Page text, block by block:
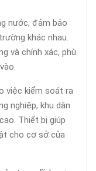
nước, đảm bảo
khác nhau.
và chính xác, phù
việc kiểm soát ra
nghiệp, khu dân
Thiết bị giúp
cho cơ sở của